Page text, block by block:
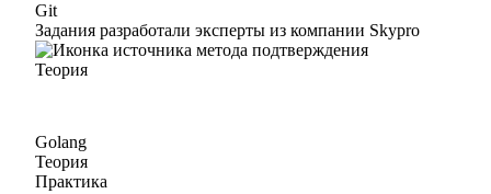
Git
Задания разработали эксперты из компании Skypro
Теория
Golang
Теория
Практика